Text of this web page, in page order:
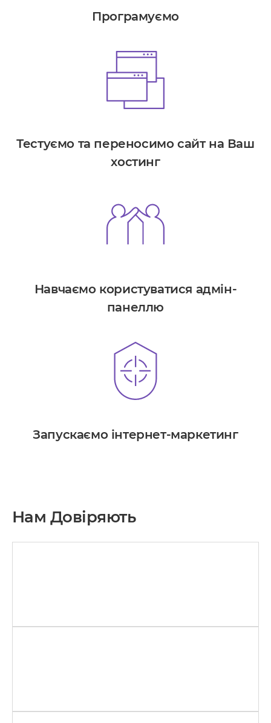
Програмуємо
Тестуємо та переносимо сайт на Ваш
хостинг
Навчаємо користуватися адмін-
панеллю
Запускаємо інтернет-маркетинг
Нам Довіряють